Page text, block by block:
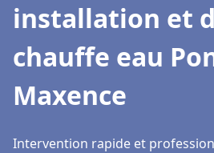
installation et
chauffe eau
Maxence
Intervention rapide et